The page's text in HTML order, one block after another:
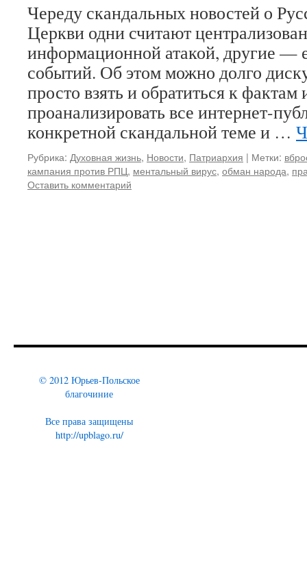
Череду скандальных новостей о
Церкви одни считают
информационной атакой, другие —
событий. Об этом можно долго
просто взять и обратиться к
проанализировать все интернет-
конкретной скандальной теме и …
Рубрика: Духовная жизнь, Новости, Патриархия | Метки:
кампания против РПЦ, ментальный вирус, обман народа,
Оставить комментарий
© 2012 Юрьев-Польское
благочиние
Все права защищены
http://upblago.ru/